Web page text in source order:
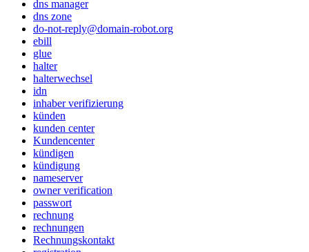
dns manager
dns zone
do-not-reply@domain-robot.org
ebill
glue
halter
halterwechsel
idn
inhaber verifizierung
künden
kunden center
Kundencenter
kündigen
kündigung
nameserver
owner verification
passwort
rechnung
rechnungen
Rechnungskontakt